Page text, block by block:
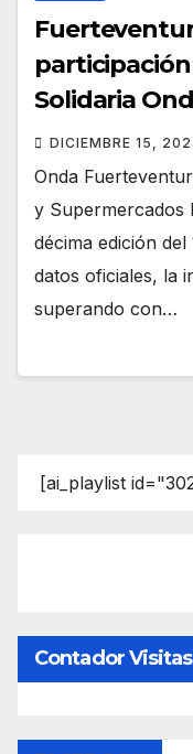
participación
Solidaria
DICIEMBRE 15,
Onda
y Supermercados
décima edición
datos oficiales, la
superando con…
[ai_playlist
Contador Visitas